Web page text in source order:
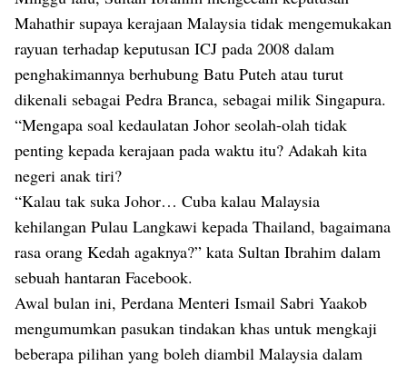
Mahathir supaya kerajaan Malaysia tidak mengemukakan
rayuan terhadap keputusan ICJ pada 2008 dalam
penghakimannya berhubung Batu Puteh atau turut
dikenali sebagai Pedra Branca, sebagai milik Singapura.
“Mengapa soal kedaulatan Johor seolah-olah tidak
penting kepada kerajaan pada waktu itu? Adakah kita
negeri anak tiri?
“Kalau tak suka Johor… Cuba kalau Malaysia
kehilangan Pulau Langkawi kepada Thailand, bagaimana
rasa orang Kedah agaknya?” kata Sultan Ibrahim dalam
sebuah hantaran Facebook.
Awal bulan ini, Perdana Menteri Ismail Sabri Yaakob
mengumumkan pasukan tindakan khas untuk mengkaji
beberapa pilihan yang boleh diambil Malaysia dalam